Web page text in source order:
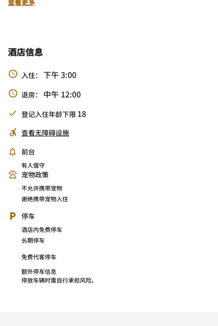
酒店信息
入住： 下午 3:00
退房： 中午 12:00
登记入住年龄下限 18
查看无障碍设施
前台
有人值守
宠物政策
不允许携带宠物
谢绝携带宠物入住
停车
酒店内免费停车
长期停车
免费代客停车
额外停车信息
停放车辆时需自行承担风险。